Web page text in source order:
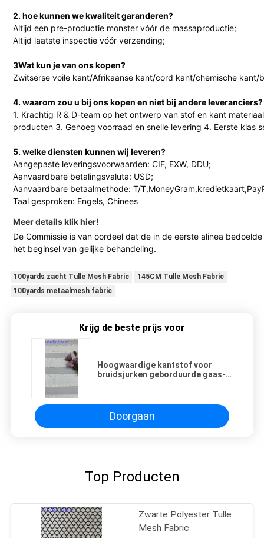
2. hoe kunnen we kwaliteit garanderen?
Altijd een pre-productie monster vóór de massaproductie;
Altijd laatste inspectie vóór verzending;
3Wat kun je van ons kopen?
Zwitserse voile kant/Afrikaanse kant/cord kant/chemische kant/
4. waarom zou u bij ons kopen en niet bij andere leveranciers?
1. Krachtig R & D-team op het ontwerp van stof en kant
producten 3. Genoeg voorraad en snelle levering 4. Eerste klas
5. welke diensten kunnen wij leveren?
Aangepaste leveringsvoorwaarden: CIF, EXW, DDU;
Aanvaardbare betalingsvaluta: USD;
Aanvaardbare betaalmethode: T/
Taal gesproken: Engels, Chinees
Meer details klik hier!
De Commissie is van oordeel dat de in de eerste alinea
het beginsel van gelijke behandeling.
100yards zacht Tulle Mesh Fabric
145CM Tulle Mesh Fabric
100yards metaalmesh fabric
Krijg de beste prijs voor
Hoogwaardige kantstof voor
bruidsjurken geborduurde gaas-
Doorgaan
Top Producten
Zwarte Polyester Tulle
Mesh Fabric